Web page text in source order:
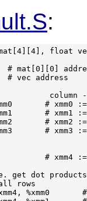
:
mat[4][4],
# mat[0][0]
# vec address
column
# xmm0
# xmm1
# xmm2
# xmm3
# xmm4
get dot products
rows
%xmm0